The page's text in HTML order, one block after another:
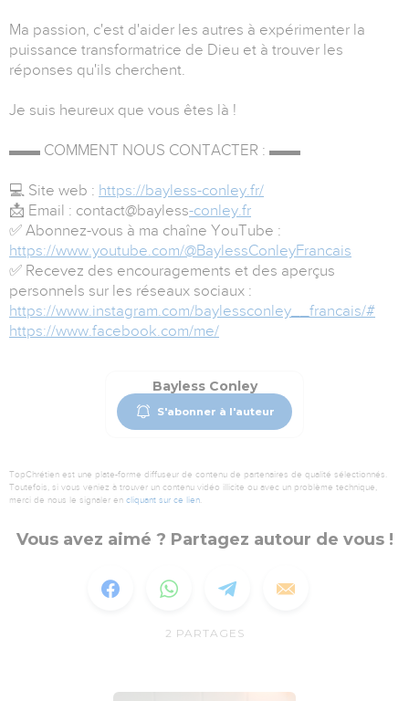
Ma passion, c'est d'aider les autres à expérimenter la
puissance transformatrice de Dieu et à trouver les
réponses qu'ils cherchent.
Je suis heureux que vous êtes là !
▬▬ COMMENT NOUS CONTACTER : ▬▬
💻 Site web : https://bayless-conley.fr/
📩 Email : contact@bayless-conley.fr
✅ Abonnez-vous à ma chaîne YouTube :
https://www.youtube.com/@BaylessConleyFrancais
✅ Recevez des encouragements et des aperçus
personnels sur les réseaux sociaux :
https://www.instagram.com/baylessconley__francais/#
https://www.facebook.com/me/
Bayless Conley
S'abonner à l'auteur
TopChrétien est une plate-forme diffuseur de contenu de partenaires de qualité sélectionnés.
Toutefois, si vous veniez à trouver un contenu vidéo illicite ou avec un problème technique,
merci de nous le signaler en cliquant sur ce lien.
Vous avez aimé ? Partagez autour de vous !
2 PARTAGES